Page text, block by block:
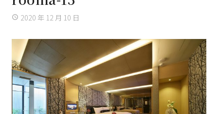
access_time 2020 年 12 月 10 日